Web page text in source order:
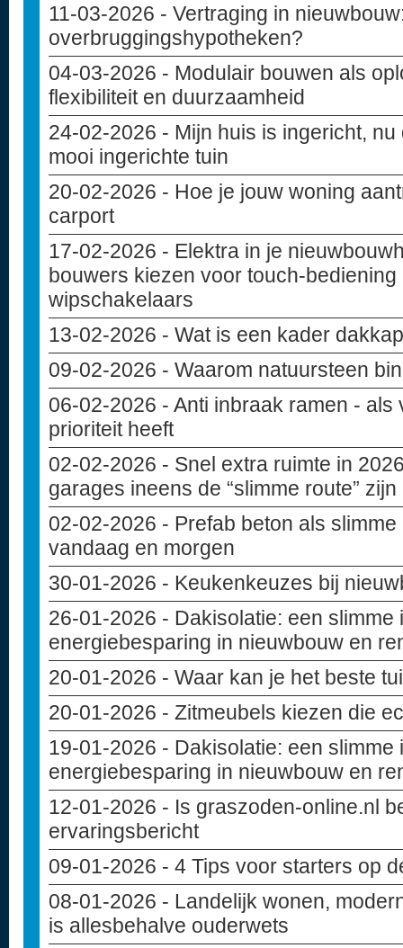
11-03-2026 - Vertraging in
overbruggingshypotheken?
04-03-2026 - Modulair bouwen als
flexibiliteit en duurzaamheid
24-02-2026 - Mijn huis is ingericht,
mooi ingerichte tuin
20-02-2026 - Hoe je jouw woning
carport
17-02-2026 - Elektra in je
bouwers kiezen voor touch-bediening
wipschakelaars
13-02-2026 - Wat is een kader
09-02-2026 - Waarom natuursteen
06-02-2026 - Anti inbraak ramen -
prioriteit heeft
02-02-2026 - Snel extra ruimte in
garages ineens de “slimme route” zijn
02-02-2026 - Prefab beton als
vandaag en morgen
30-01-2026 - Keukenkeuzes bij
26-01-2026 - Dakisolatie: een
energiebesparing in nieuwbouw en
20-01-2026 - Waar kan je het beste
20-01-2026 - Zitmeubels kiezen die
19-01-2026 - Dakisolatie: een
energiebesparing in nieuwbouw en
12-01-2026 - Is graszoden-online.nl
ervaringsbericht
09-01-2026 - 4 Tips voor starters op
08-01-2026 - Landelijk wonen,
is allesbehalve ouderwets